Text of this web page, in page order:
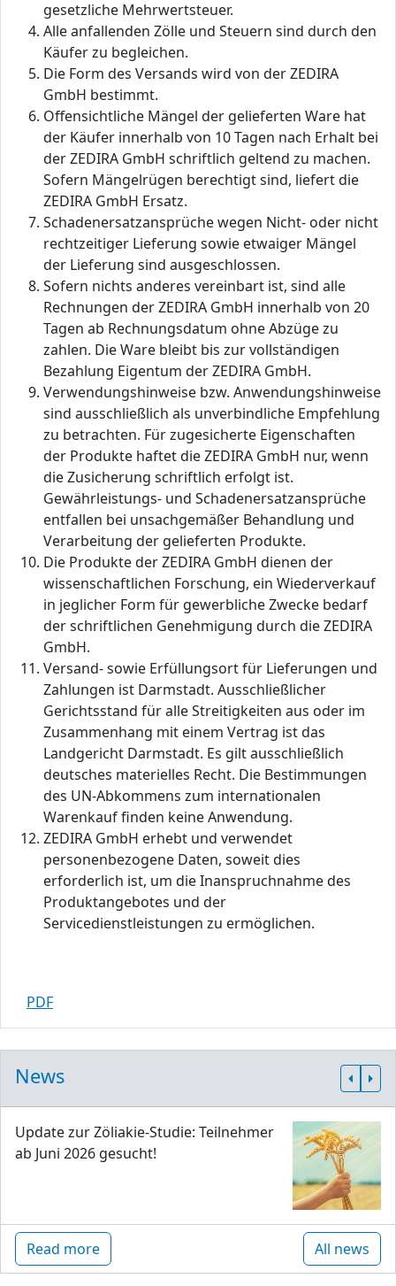
gesetzliche Mehrwertsteuer.
Alle anfallenden Zölle und Steuern sind durch den
Käufer zu begleichen.
Die Form des Versands wird von der ZEDIRA
GmbH bestimmt.
Offensichtliche Mängel der gelieferten Ware hat
der Käufer innerhalb von 10 Tagen nach Erhalt bei
der ZEDIRA GmbH schriftlich geltend zu machen.
Sofern Mängelrügen berechtigt sind, liefert die
ZEDIRA GmbH Ersatz.
Schadenersatzansprüche wegen Nicht- oder nicht
rechtzeitiger Lieferung sowie etwaiger Mängel
der Lieferung sind ausgeschlossen.
Sofern nichts anderes vereinbart ist, sind alle
Rechnungen der ZEDIRA GmbH innerhalb von 20
Tagen ab Rechnungsdatum ohne Abzüge zu
zahlen. Die Ware bleibt bis zur vollständigen
Bezahlung Eigentum der ZEDIRA GmbH.
Verwendungshinweise bzw. Anwendungshinweise
sind ausschließlich als unverbindliche Empfehlung
zu betrachten. Für zugesicherte Eigenschaften
der Produkte haftet die ZEDIRA GmbH nur, wenn
die Zusicherung schriftlich erfolgt ist.
Gewährleistungs- und Schadenersatzansprüche
entfallen bei unsachgemäßer Behandlung und
Verarbeitung der gelieferten Produkte.
Die Produkte der ZEDIRA GmbH dienen der
wissenschaftlichen Forschung, ein Wiederverkauf
in jeglicher Form für gewerbliche Zwecke bedarf
der schriftlichen Genehmigung durch die ZEDIRA
GmbH.
Versand- sowie Erfüllungsort für Lieferungen und
Zahlungen ist Darmstadt. Ausschließlicher
Gerichtsstand für alle Streitigkeiten aus oder im
Zusammenhang mit einem Vertrag ist das
Landgericht Darmstadt. Es gilt ausschließlich
deutsches materielles Recht. Die Bestimmungen
des UN-Abkommens zum internationalen
Warenkauf finden keine Anwendung.
ZEDIRA GmbH erhebt und verwendet
personenbezogene Daten, soweit dies
erforderlich ist, um die Inanspruchnahme des
Produktangebotes und der
Servicedienstleistungen zu ermöglichen.
PDF
News
Update zur Zöliakie-Studie: Teilnehmer
ab Juni 2026 gesucht!
Read more All news